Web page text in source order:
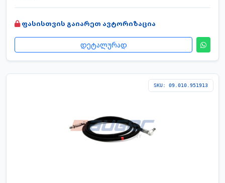
ფასისთვის გაიარეთ ავტორიზაცია
დეტალურად
SKU: 09.010.951913